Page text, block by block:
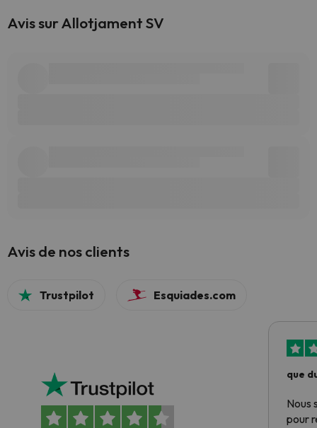
Avis sur Allotjament SV
Avis de nos clients
Trustpilot Esquiades.com
que
Nous
pour